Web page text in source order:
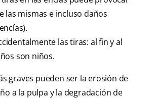
las mismas e incluso daños
las tiras: al fin y al
son niños.
graves pueden ser la erosión de
a la pulpa y la degradación de